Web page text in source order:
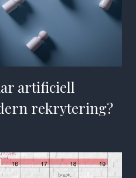
artificiell
rekrytering?